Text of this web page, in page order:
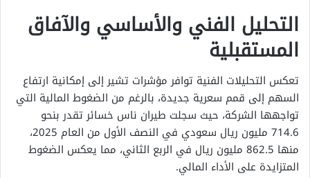
التحليل الفني والأساسي والآفاق
المستقبلية
تعكس التحليلات الفنية توافر مؤشرات تشير إلى إمكانية ارتفاع
السهم إلى قمم سعرية جديدة، بالرغم من الضغوط المالية التي
تواجهها الشركة، حيث سجلت طيران ناس خسائر تقدر بنحو
714.6 مليون ريال سعودي في النصف الأول من العام 2025،
منها 862.5 مليون ريال في الربع الثاني، مما يعكس الضغوط
المتزايدة على الأداء المالي.